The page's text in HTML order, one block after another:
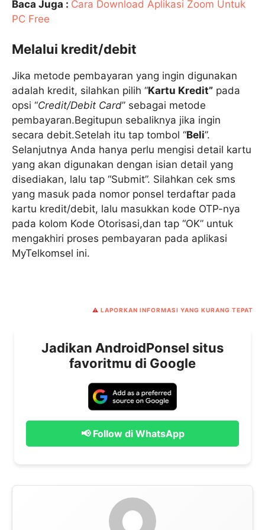
Baca Juga : Cara Download Aplikasi Zoom Untuk
PC Free
Melalui kredit/debit
Jika metode pembayaran yang ingin digunakan
adalah kredit, silahkan pilih “Kartu Kredit” pada
opsi “Credit/Debit Card” sebagai metode
pembayaran.Begitupun sebaliknya jika ingin
secara debit.Setelah itu tap tombol “Beli”.
Selanjutnya Anda hanya perlu mengisi detail kartu
yang akan digunakan dengan isian detail yang
disediakan, lalu tap “Submit”. Silahkan cek sms
yang masuk pada nomor ponsel terdaftar pada
kartu kredit/debit, lalu masukkan kode OTP-nya
pada kolom Kode Otorisasi,dan tap “OK” untuk
mengakhiri proses pembayaran pada aplikasi
MyTelkomsel ini.
⚠️ LAPORKAN INFORMASI YANG KURANG TEPAT
Jadikan AndroidPonsel situs
favoritmu di Google
📢 Follow di WhatsApp